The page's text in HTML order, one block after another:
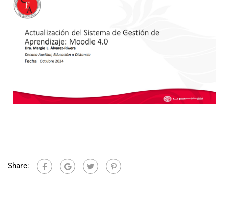
Share: